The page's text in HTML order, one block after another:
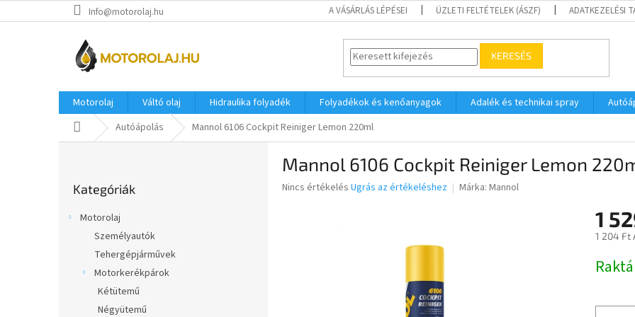
a
Info@motorolaj.hu A VÁSÁRLÁS LÉPÉSEI ÜZLETI FELTÉTELEK (ÁSZF) ADATKEZELÉSI
KERESÉS
Motorolaj Váltó olaj Hidraulika folyadék Folyadékok és kenőanyagok Adalék és technikai spray
KezdőlapAutóápolás Mannol 6106 Cockpit Reiniger Lemon 220ml
átugrása
Kategóriák
Motorolaj
Személyautók
Tehergépjárművek
Motorkerékpárok
Kétütemű
Négyütemű
Mannol 6106 Cockpit Reiniger Lemon
A
Nincs értékelés Ugrás az értékeléshez Márka: Mannol
1
1 204 Ft